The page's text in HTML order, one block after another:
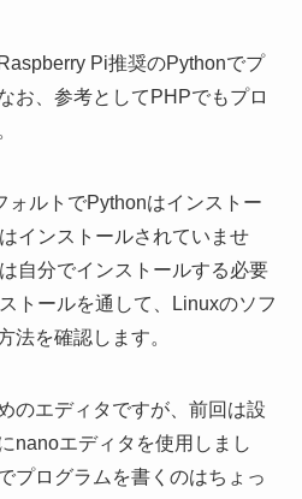
Pi推奨のPythonでプ
お、参考としてPHPでもプロ
ォルトでPythonはインストー
インストールされていませ
自分でインストールする必要
トールを通して、Linuxのソフ
法を確認します。
のエディタですが、前回は設
nanoエディタを使用しまし
プログラムを書くのはちょっ